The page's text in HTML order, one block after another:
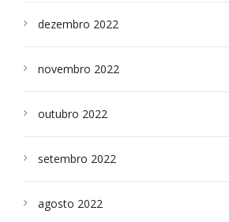
dezembro 2022
novembro 2022
outubro 2022
setembro 2022
agosto 2022